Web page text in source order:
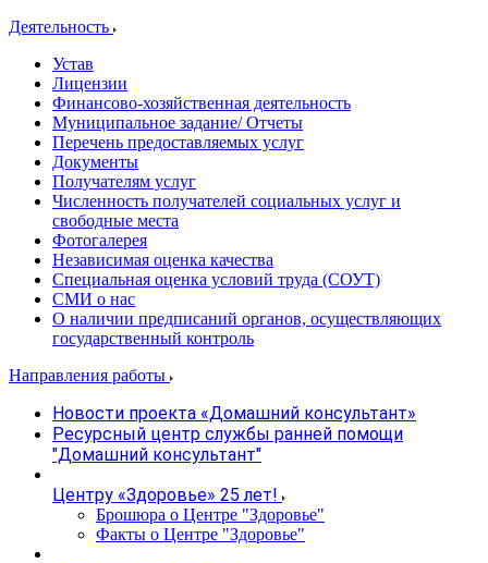
Деятельность
Устав
Лицензии
Финансово-хозяйственная деятельность
Муниципальное задание/ Отчеты
Перечень предоставляемых услуг
Документы
Получателям услуг
Численность получателей социальных услуг и
свободные места
Фотогалерея
Независимая оценка качества
Специальная оценка условий труда (СОУТ)
СМИ о нас
О наличии предписаний органов, осуществляющих
государственный контроль
Направления работы
Новости проекта «Домашний консультант»
Ресурсный центр службы ранней помощи
"Домашний консультант"
Центру «Здоровье» 25 лет!
Брошюра о Центре "Здоровье"
Факты о Центре "Здоровье"